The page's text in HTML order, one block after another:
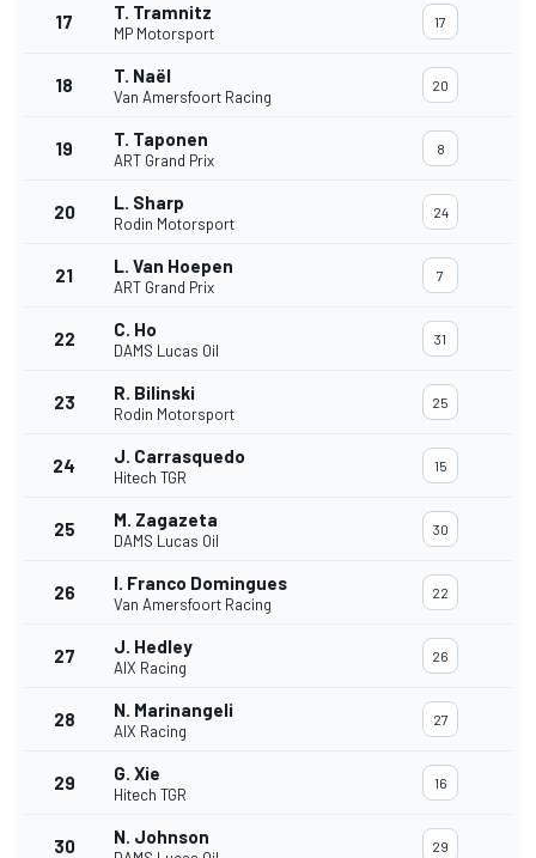
17 T. Tramnitz
MP Motorsport
17
18 T. Naël
Van Amersfoort Racing
20
19 T. Taponen
ART Grand Prix
8
20 L. Sharp
Rodin Motorsport
24
21 L. Van Hoepen
ART Grand Prix
7
22 C. Ho
DAMS Lucas Oil
31
23 R. Bilinski
Rodin Motorsport
25
24 J. Carrasquedo
Hitech TGR
15
25 M. Zagazeta
DAMS Lucas Oil
30
26 I. Franco Domingues
Van Amersfoort Racing
22
27 J. Hedley
AIX Racing
26
28 N. Marinangeli
AIX Racing
27
29 G. Xie
Hitech TGR
16
30 N. Johnson 29